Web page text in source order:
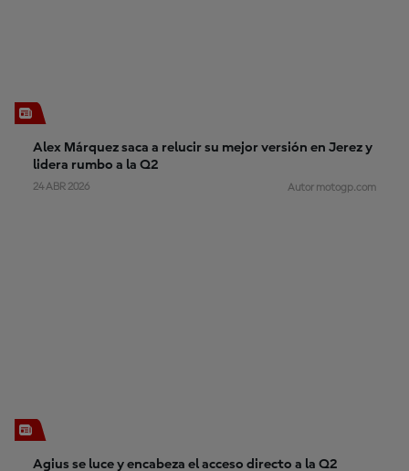
Alex Márquez saca a relucir su mejor versión en Jerez y
lidera rumbo a la Q2
24 ABR 2026 Autor motogp.com
Agius se luce y encabeza el acceso directo a la Q2